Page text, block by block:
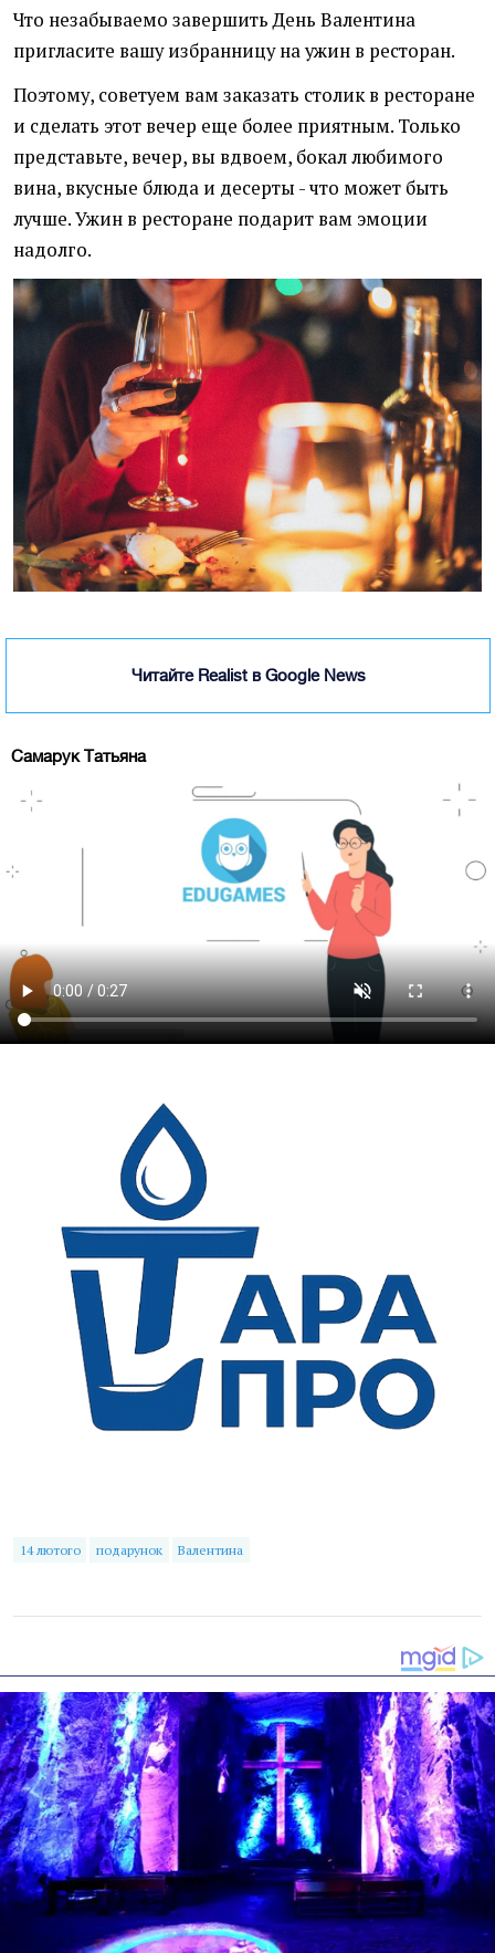
Что незабываемо завершить День Валентина
пригласите вашу избранницу на ужин в ресторан.
Поэтому, советуем вам заказать столик в ресторане
и сделать этот вечер еще более приятным. Только
представьте, вечер, вы вдвоем, бокал любимого
вина, вкусные блюда и десерты - что может быть
лучше. Ужин в ресторане подарит вам эмоции
надолго.
Читайте Realist в Google News
Самарук Татьяна
14 лютого подарунок Валентина